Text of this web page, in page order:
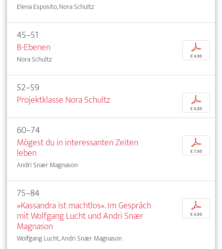
Elena Esposito, Nora Schultz
45–51
B-Ebenen
Nora Schultz
p
€ 4,95
52–59
Projektklasse Nora Schultz
p
€ 4,95
60–74
Mögest du in interessanten Zeiten
leben
Andri Snær Magnason
p
€ 7,95
75–84
»Kassandra ist machtlos«. Im Gespräch
mit Wolfgang Lucht und Andri Snær
Magnason
Wolfgang Lucht, Andri Snær Magnason
p
€ 4,95